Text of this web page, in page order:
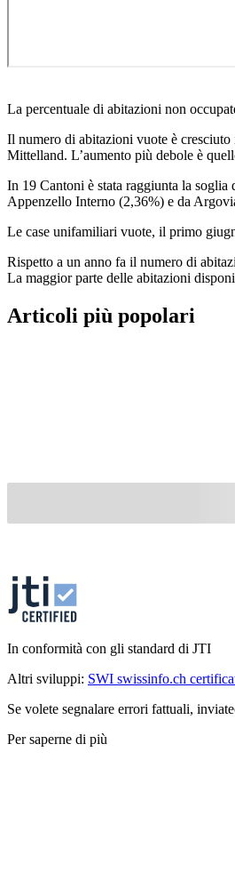
La percentuale di abitazioni non
Il numero di abitazioni vuote è cresciuto
Mittelland. L’aumento più debole è
In 19 Cantoni è stata raggiunta la
Appenzello Interno (2,36%) e da
Le case unifamiliari vuote, il primo
Rispetto a un anno fa il numero di
La maggior parte delle abitazioni
Articoli più popolari
In conformità con gli standard di JTI
Altri sviluppi: SWI swissinfo.ch
Se volete segnalare errori fattuali,
Per saperne di più